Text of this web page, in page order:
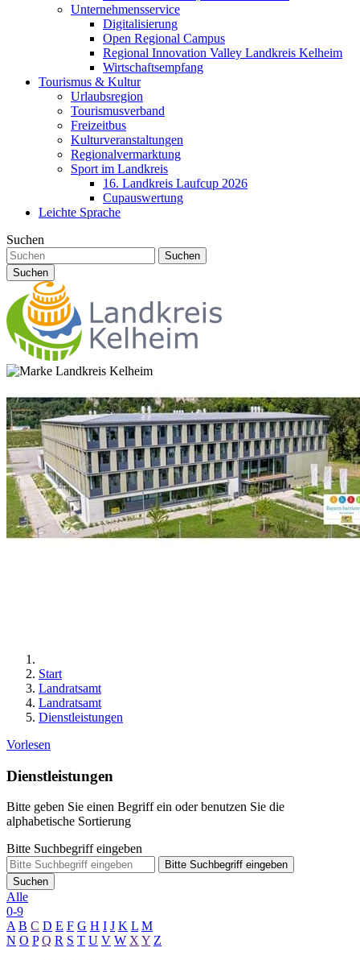
Unternehmensservice
Digitalisierung
Open Regional Campus
Regional Innovation Valley Landkreis Kelheim
Wirtschaftsempfang
Tourismus & Kultur
Urlaubsregion
Tourismusverband
Freizeitbus
Kulturveranstaltungen
Regionalvermarktung
Sport im Landkreis
16. Landkreis Laufcup 2026
Cupauswertung
Leichte Sprache
Suchen
Suchen
Suchen
Start
Landratsamt
Landratsamt
Dienstleistungen
Vorlesen
Dienstleistungen
Bitte geben Sie einen Begriff ein oder benutzen Sie die
alphabetische Sortierung
Bitte Suchbegriff eingeben
Bitte Suchbegriff eingeben
Suchen
Alle
0-9
A B C D E F G H I J K L M
N O P Q R S T U V W XY Z